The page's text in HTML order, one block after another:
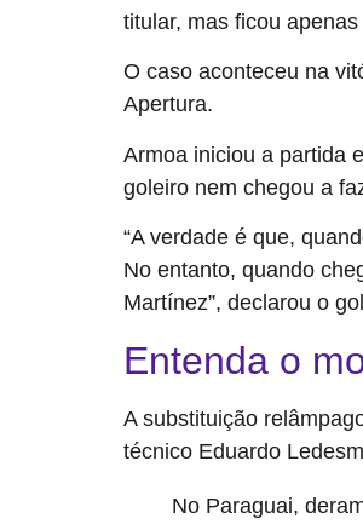
titular, mas ficou
O caso aconteceu na
Apertura.
Armoa iniciou a partida
goleiro nem chegou a
“A verdade é que,
No entanto, quando
Martínez”, declarou o
Entenda o
A substituição
técnico Eduardo
No Paraguai,